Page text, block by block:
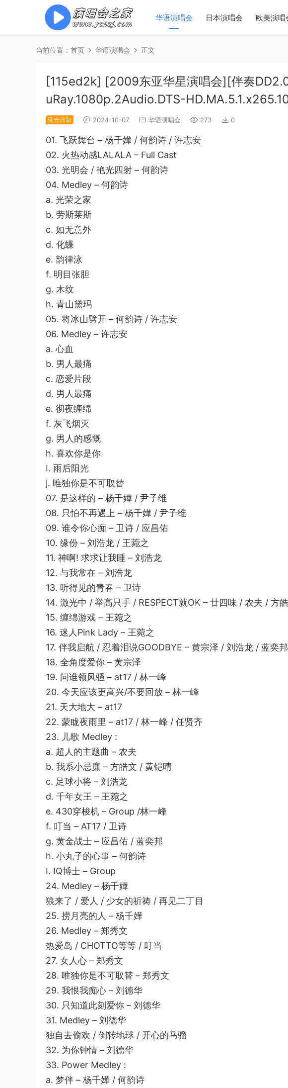
华语演唱会 日本演唱会 欧美演唱
当前位置： 首页 华语演唱会 正文
[115ed2k] [2009东亚华星演唱会][伴奏
uRay.1080p.2Audio.DTS-
蓝光压制 2024-10-07 华语演唱会 273 0
01. 飞跃舞台 – 杨千嬅 / 何韵诗 / 许志安
02. 火热动感LALALA – Full Cast
03. 光明会 / 艳光四射 – 何韵诗
04. Medley – 何韵诗
a. 光荣之家
b. 劳斯莱斯
c. 如无意外
d. 化蝶
e. 韵律泳
f. 明目张胆
g. 木纹
h. 青山黛玛
05. 将冰山劈开 – 何韵诗 / 许志安
06. Medley – 许志安
a. 心血
b. 男人最痛
c. 恋爱片段
d. 男人最痛
e. 彻夜缠绵
f. 灰飞烟灭
g. 男人的感慨
h. 喜欢你是你
I. 雨后阳光
j. 唯独你是不可取替
07. 是这样的 – 杨千嬅 / 尹子维
08. 只怕不再遇上 – 杨千嬅 / 尹子维
09. 谁令你心痴 – 卫诗 / 应昌佑
10. 缘份 – 刘浩龙 / 王菀之
11. 神啊! 求求让我睡 – 刘浩龙
12. 与我常在 – 刘浩龙
13. 听得见的青春 – 卫诗
14. 激光中 / 举高只手 / RESPECT就OK – 廿四味 / 农夫 / 方
15. 缠绵游戏 – 王菀之
16. 迷人Pink Lady – 王菀之
17. 伴我启航 / 忍着泪说GOODBYE – 黄宗泽 / 刘浩龙 / 蓝奕邦
18. 全角度爱你 – 黄宗泽
19. 问谁领风骚 – at17 / 林一峰
20. 今天应该更高兴/不要回放 – 林一峰
21. 天大地大 – at17
22. 蒙眬夜雨里 – at17 / 林一峰 / 任贤齐
23. 儿歌 Medley :
a. 超人的主题曲 – 农夫
b. 我系小忌廉 – 方皓文 / 黄铠晴
c. 足球小将 – 刘浩龙
d. 千年女王 – 王菀之
e. 430穿梭机 – Group /林一峰
f. 叮当 – AT17 / 卫诗
g. 黄金战士 – 应昌佑 / 蓝奕邦
h. 小丸子的心事 – 何韵诗
I. IQ博士 – Group
24. Medley – 杨千嬅
狼来了 / 爱人 / 少女的祈祷 / 再见二丁目
25. 捞月亮的人 – 杨千嬅
26. Medley – 郑秀文
热爱岛 / CHOTTO等等 / 叮当
27. 女人心 – 郑秀文
28. 唯独你是不可取替 – 郑秀文
29. 我恨我痴心 – 刘德华
30. 只知道此刻爱你 – 刘德华
31. Medley – 刘德华
独自去偷欢 / 倒转地球 / 开心的马骝
32. 为你钟情 – 刘德华
33. Power Medley :
a. 梦伴 – 杨千嬅 / 何韵诗